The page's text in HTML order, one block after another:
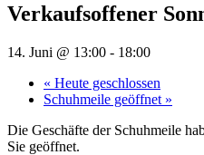
Verkaufsoffener
14. Juni @ 13:00 - 18:00
« Heute geschlossen
Schuhmeile geöffnet »
Die Geschäfte der Schuhmeile
Sie geöffnet.